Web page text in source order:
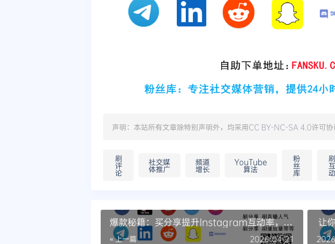
声明：本站所有文章除特别声明外，均采用CC BY-NC-SA 4.0许可协
刷
评
论
社交媒
体推广
频道
增长
YouTube
算法
粉
丝
库
刷
互
动
爆款秘籍：买分享提升Instagram互动率，立
马吸引粉丝
« 上一篇 2026-04-21
让